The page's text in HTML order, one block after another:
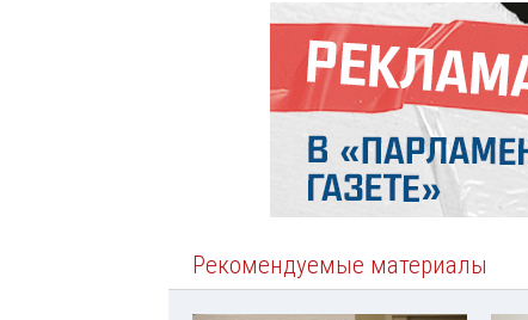
Рекомендуемые материалы